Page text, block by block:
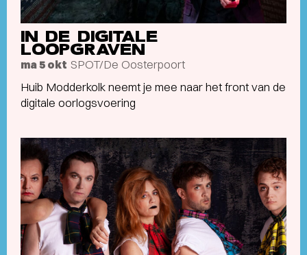
IN DE DIGITALE
LOOPGRAVEN
ma 5 okt SPOT/De Oosterpoort
Huib Modderkolk neemt je mee naar het front van de
digitale oorlogsvoering